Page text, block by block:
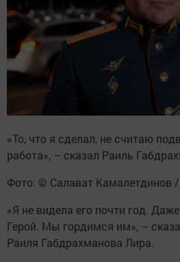
«То, что я сделал, не считаю
работа», – сказал Раиль
Фото: © Салават Камалетдинов
«Я не видела его почти год.
Герой. Мы гордимся им», –
Раиля Габдрахманова Лира.